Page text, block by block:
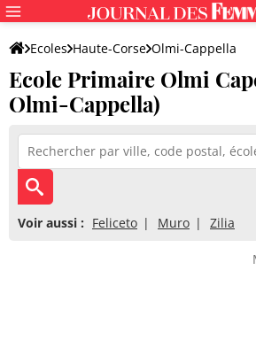
Ecoles Haute-Corse Olmi-Cappella
Ecole Primaire Olmi Capella
Ecole Primaire Olmi
Olmi-Cappella)
Voir aussi : Feliceto Muro Zilia